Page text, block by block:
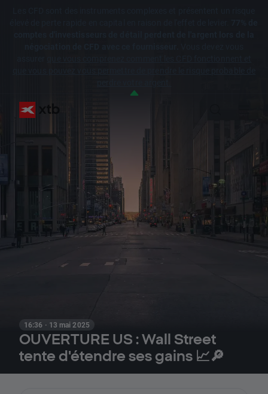
16:36 · 13 mai 2025
OUVERTURE US : Wall Street
tente d'étendre ses gains 📈🔎